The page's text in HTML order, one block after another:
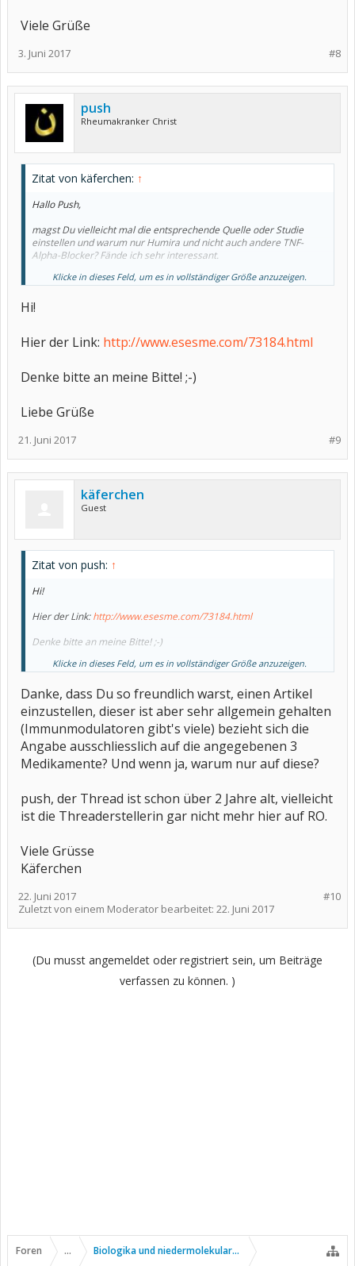
Viele Grüße
#8
3. Juni 2017
push
Rheumakranker Christ
Zitat von käferchen: ↑
Hallo Push,
magst Du vielleicht mal die entsprechende Quelle oder Studie
einstellen und warum nur Humira und nicht auch andere TNF-
Alpha-Blocker? Fände ich sehr interessant.
Viele Grüße
Klicke in dieses Feld, um es in vollständiger Größe anzuzeigen.
Hi!
Hier der Link: http://www.esesme.com/73184.html
Denke bitte an meine Bitte! ;-)
Liebe Grüße
#9
21. Juni 2017
käferchen
Guest
Zitat von push: ↑
Hi!
Hier der Link:http://www.esesme.com/73184.html
Denke bitte an meine Bitte! ;-)
Liebe Grüße
Klicke in dieses Feld, um es in vollständiger Größe anzuzeigen.
Danke, dass Du so freundlich warst, einen Artikel
einzustellen, dieser ist aber sehr allgemein gehalten
(Immunmodulatoren gibt's viele) bezieht sich die
Angabe ausschliesslich auf die angegebenen 3
Medikamente? Und wenn ja, warum nur auf diese?
push, der Thread ist schon über 2 Jahre alt, vielleicht
ist die Threaderstellerin gar nicht mehr hier auf RO.
Viele Grüsse
Käferchen
#10
22. Juni 2017
Zuletzt von einem Moderator bearbeitet: 22. Juni 2017
(Du musst angemeldet oder registriert sein, um Beiträge
verfassen zu können. )
Foren ... Biologika und niedermolekulare Wirkstoffe